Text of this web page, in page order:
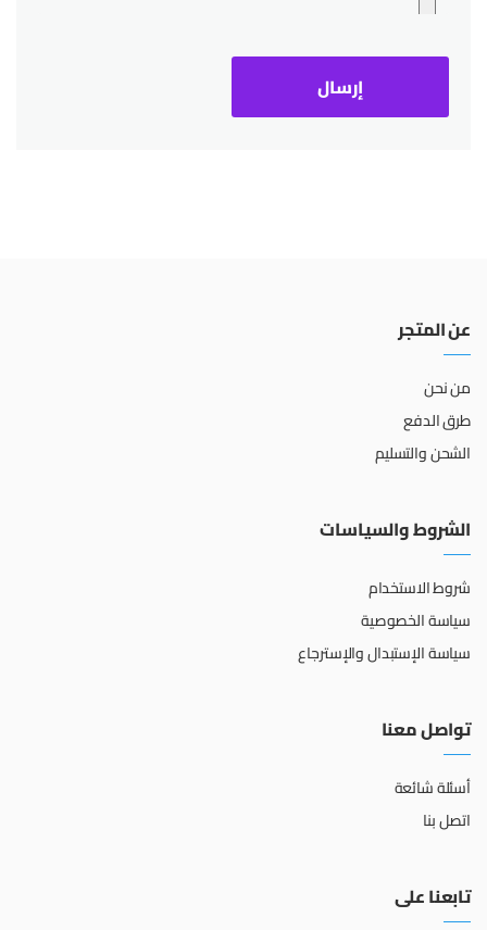
عن المتجر
من نحن
طرق الدفع
الشحن والتسليم
الشروط والسياسات
شروط الاستخدام
سياسة الخصوصية
سياسة الإستبدال والإسترجاع
تواصل معنا
أسئلة شائعة
اتصل بنا
تابعنا على